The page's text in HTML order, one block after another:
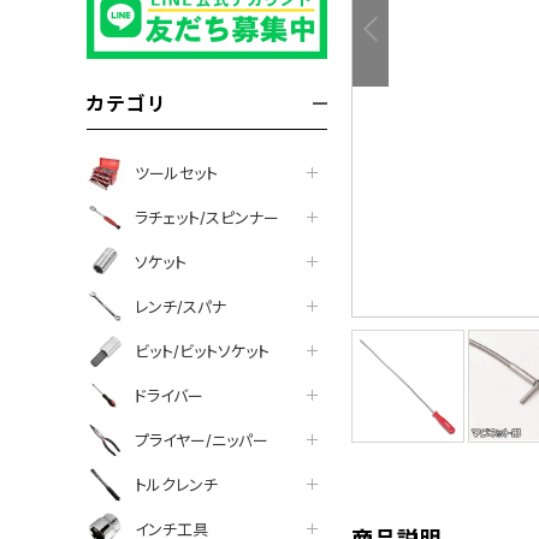
カテゴリ
ツールセット
ラチェット/スピンナー
ソケット
レンチ/スパナ
ビット/ビットソケット
ドライバー
プライヤー/ニッパー
トルクレンチ
インチ工具
facebook
line